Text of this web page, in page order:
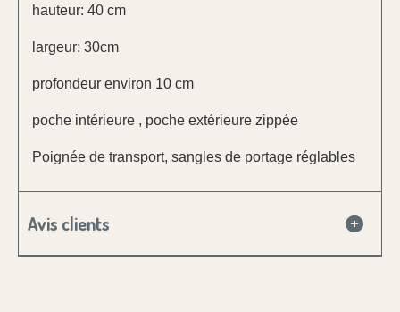
hauteur: 40 cm
largeur: 30cm
profondeur environ 10 cm
poche intérieure , poche extérieure zippée
Poignée de transport, sangles de portage réglables
Avis clients